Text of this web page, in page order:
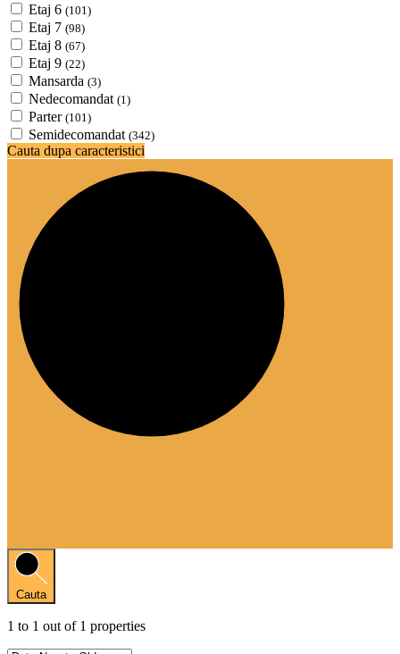
Etaj 6 (101)
Etaj 7 (98)
Etaj 8 (67)
Etaj 9 (22)
Mansarda (3)
Nedecomandat (1)
Parter (101)
Semidecomandat (342)
Cauta dupa caracteristici
Cauta
1 to 1 out of 1 properties